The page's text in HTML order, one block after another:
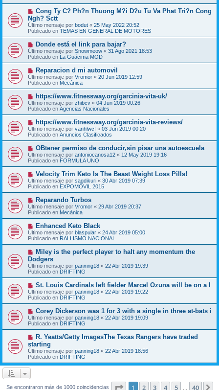
e
m
e
n
s
a
e
N
e
v
o
m
n
s
a
e
Cong Ty C? Ph?n Thuong M?i D?u Tu Va Phat Tri?n Cong
Ngh? Sctt
Último mensaje por bodut « 25 May 2022 20:52
Publicado en TEMAS EN GENERAL DE MOTORES
N
u
e
v
o
m
e
n
s
j
e
Donde está el link para bajar?
Último mensaje por Snowmeow « 31 Ago 2021 18:53
Publicado en La Guácima MOD
N
u
e
v
o
m
e
n
s
j
e
Reparacion d mi automovil
Último mensaje por Vromor « 20 Jun 2019 12:59
Publicado en Mecánica
N
u
e
v
o
m
e
n
s
a
j
e
https://www.fitnessway.org/garcinia-vita-uk/
Último mensaje por zhibcv « 04 Jun 2019 00:26
Publicado en Agencias Nacionales
N
u
e
v
m
e
n
s
a
j
e
https://www.fitnessway.org/garcinia-vita-reviews/
Último mensaje por vanhlwcf « 03 Jun 2019 00:20
Publicado en Anuncios Clasificados
N
u
e
v
o
m
e
n
s
j
e
OBtener permiso de conducir,sin pisar una autoescuela
Último mensaje por antoniocanosa12 « 12 May 2019 19:16
Publicado en FORMULA UNO
N
u
e
v
o
m
e
n
s
j
e
Velocity Trim Keto Is The Beast Weight Loss Pills!
Último mensaje por sagdikuri « 30 Abr 2019 07:39
Publicado en EXPOMÓVIL 2015
N
u
e
v
o
m
e
n
s
j
e
Reparando Turbos
Último mensaje por Vromor « 29 Abr 2019 20:37
Publicado en Mecánica
N
u
e
v
o
m
e
n
s
a
e
Enhanced Keto Black
Último mensaje por blaspular « 24 Abr 2019 05:00
Publicado en RALLISMO NACIONAL
N
e
v
o
m
e
n
s
a
e
Miley is the perfect player to halt any momentum the
Dodgers
Último mensaje por panxing18 « 22 Abr 2019 19:39
Publicado en DRIFTING
N
u
e
v
m
e
n
s
j
e
St. Louis Cardinals left fielder Marcel Ozuna will be on a l
Último mensaje por panxing18 « 22 Abr 2019 19:22
Publicado en DRIFTING
N
u
e
v
o
m
e
n
s
a
Corey Dickerson was 1 for 3 with a single in three at-bats i
Último mensaje por panxing18 « 22 Abr 2019 19:09
Publicado en DRIFTING
N
e
v
o
m
a
R. Yeatts/Getty ImagesThe Texas Rangers have traded
starting
Último mensaje por panxing18 « 22 Abr 2019 18:56
Publicado en DRIFTING
Se encontraron más de 1000 coincidencias Página de 40
1 2 3 4 5 40